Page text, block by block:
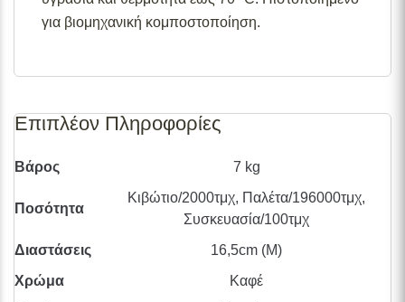
για βιομηχανική κομποστοποίηση.
Επιπλέον Πληροφορίες
Βάρος 7 kg
Ποσότητα
Κιβώτιο/2000τμχ, Παλέτα/196000τμχ,
Συσκευασία/100τμχ
Διαστάσεις
16,5cm (Μ)
Χρώμα
Καφέ